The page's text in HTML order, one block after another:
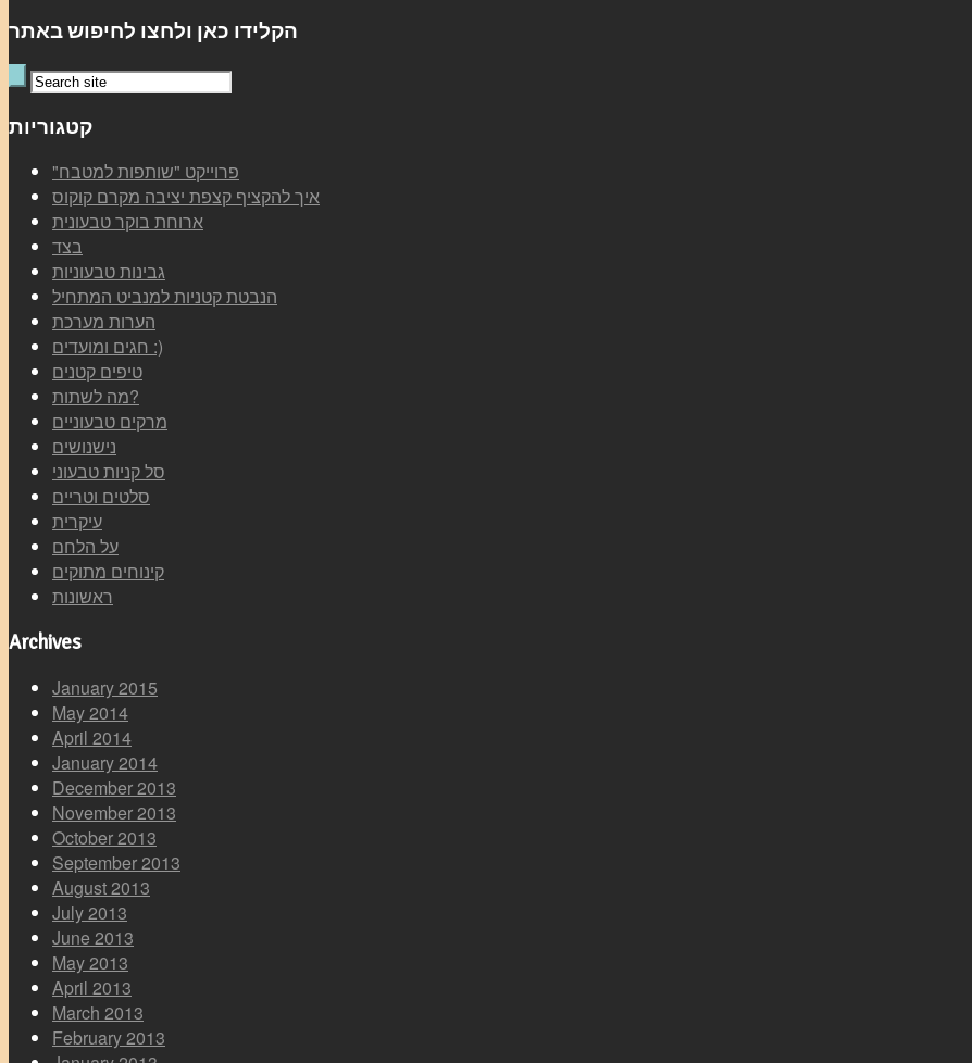
הקלידו כאן ולחצו לחיפוש באתר
קטגוריות
"פרוייקט "שותפות למטבח
איך להקציף קצפת יציבה מקרם קוקוס
ארוחת בוקר טבעונית
בצד
גבינות טבעוניות
הנבטת קטניות למנביט המתחיל
הערות מערכת
חגים ומועדים :)
טיפים קטנים
מה לשתות?
מרקים טבעוניים
נישנושים
סל קניות טבעוני
סלטים וטריים
עיקרית
על הלחם
קינוחים מתוקים
ראשונות
Archives
January 2015
May 2014
April 2014
January 2014
December 2013
November 2013
October 2013
September 2013
August 2013
July 2013
June 2013
May 2013
April 2013
March 2013
February 2013